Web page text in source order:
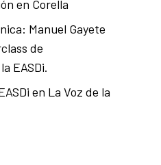
en Corella
Manuel Gayete
de
EASDi.
en La Voz de la